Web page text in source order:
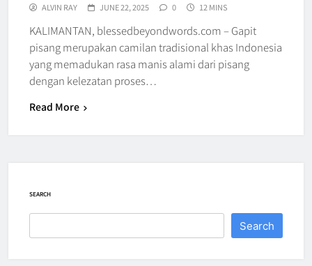
ALVIN RAY JUNE 22, 2025 0 12 MINS
KALIMANTAN, blessedbeyondwords.com – Gapit
pisang merupakan camilan tradisional khas Indonesia
yang memadukan rasa manis alami dari pisang
dengan kelezatan proses…
Read More
SEARCH
Search